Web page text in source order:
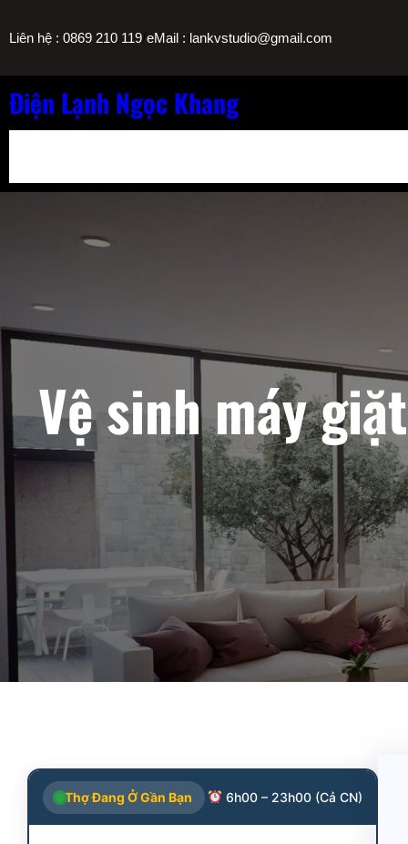
đến
nội
dung
Liên hệ : 0869 210 119/eMail : lankvstudio@gmail.com
Điện Lạnh Ngọc Khang
Vệ sinh máy
Thợ Đang Ở Gần Bạn 6h00 – 23h00 (Cả CN)